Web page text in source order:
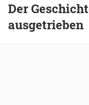
Der
ausgetrieben